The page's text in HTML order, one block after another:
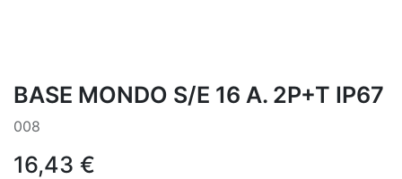
BASE MONDO S/E 16 A. 2P+T IP67
008
16,43 €